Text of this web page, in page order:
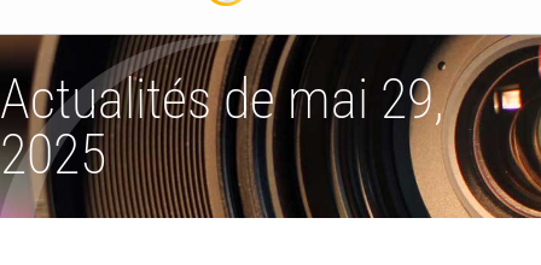
Actualités de mai 29,
2025